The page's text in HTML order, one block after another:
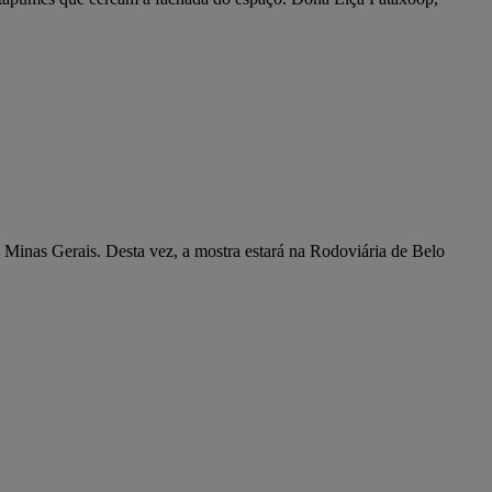
Gerais. Desta vez, a mostra estará na Rodoviária de Belo